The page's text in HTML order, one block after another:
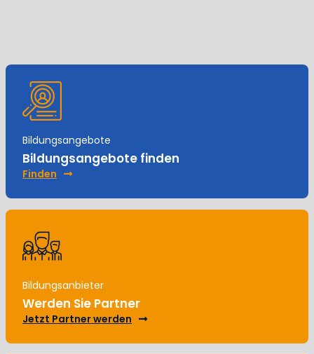
Bildungsangebote
Bildungsangebote finden
Finden
Bildungsanbieter
Werden Sie Partner
Jetzt Partner werden